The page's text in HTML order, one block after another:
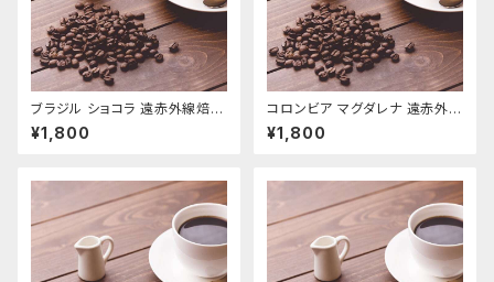
ブラジル ショコラ 遠赤外線焙煎
200g
¥1,800
コロンビア マグダレナ 遠赤外線
焙煎 200g
¥1,800